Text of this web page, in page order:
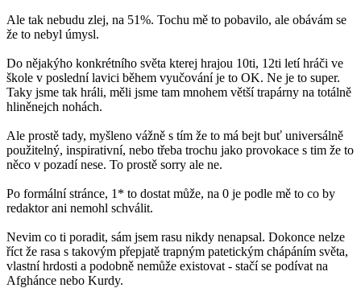
Ale tak nebudu zlej, na 51%. Tochu mě to pobavilo, ale obávám se
že to nebyl úmysl.
Do nějakýho konkrétního světa kterej hrajou 10ti, 12ti letí hráči ve
škole v poslední lavici během vyučování je to OK. Ne je to super.
Taky jsme tak hráli, měli jsme tam mnohem větší trapárny na totálně
hliněnejch nohách.
Ale prostě tady, myšleno vážně s tím že to má bejt buť universálně
použitelný, inspirativní, nebo třeba trochu jako provokace s tim že to
něco v pozadí nese. To prostě sorry ale ne.
Po formální stránce, 1* to dostat může, na 0 je podle mě to co by
redaktor ani nemohl schválit.
Nevim co ti poradit, sám jsem rasu nikdy nenapsal. Dokonce nelze
říct že rasa s takovým přepjatě trapným patetickým chápáním světa,
vlastní hrdosti a podobně nemůže existovat - stačí se podívat na
Afghánce nebo Kurdy.